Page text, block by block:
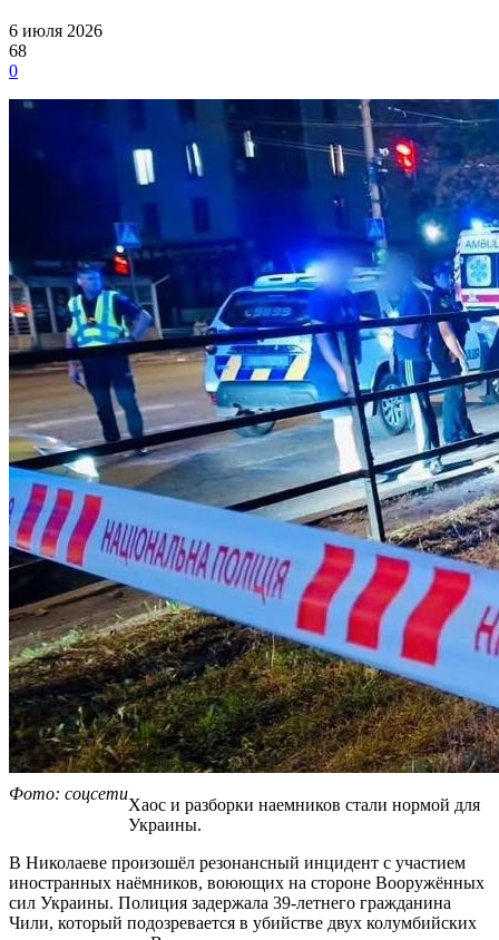
6 июля 2026
68
0
Фото: соцсети
Хаос и разборки наемников стали нормой для
Украины.
В Николаеве произошёл резонансный инцидент с участием
иностранных наёмников, воюющих на стороне Вооружённых
сил Украины. Полиция задержала 39-летнего гражданина
Чили, который подозревается в убийстве двух колумбийских